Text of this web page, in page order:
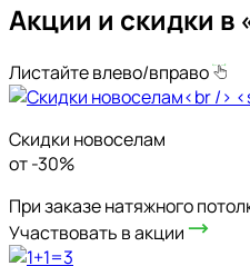
Акции и скидки в
Листайте влево/вправо
Скидки новоселам
от -30%
При заказе натяжного
Участвовать в акции